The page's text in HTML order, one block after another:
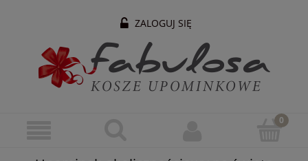
ZALOGUJ SIĘ